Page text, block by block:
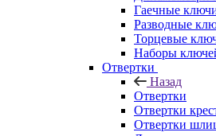
Гаечные
Разводные
Торцевые
Наборы
Отвертки
Назад
Отвертки
Отвертки
Отвертки